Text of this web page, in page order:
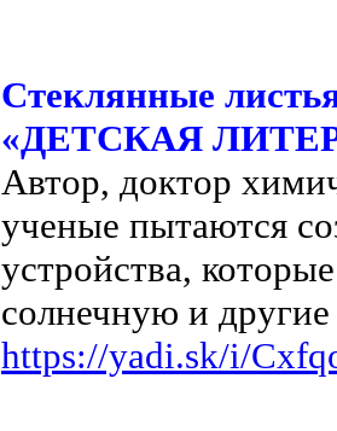
Стеклянные
«ДЕТСКАЯ
Автор, доктор
ученые пытаются
устройства,
солнечную и
https://yadi.sk/i/